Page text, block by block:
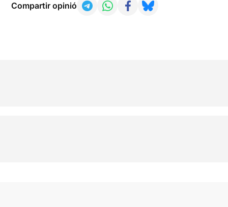
Compartir opinió